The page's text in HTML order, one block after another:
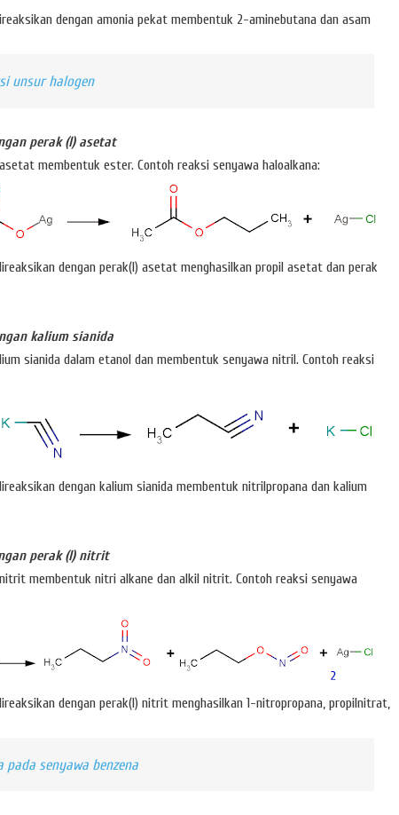
dengan amonia pekat membentuk 2-aminebutana dan asam
unsur halogen
perak (I) asetat
membentuk ester. Contoh reaksi senyawa haloalkana:
dengan perak(I) asetat menghasilkan propil asetat dan perak
kalium sianida
sianida dalam etanol dan membentuk senyawa nitril. Contoh reaksi
dengan kalium sianida membentuk nitrilpropana dan kalium
perak (I) nitrit
membentuk nitri alkane dan alkil nitrit. Contoh reaksi senyawa
dengan perak(I) nitrit menghasilkan 1-nitropropana, propilnitrat,
pada senyawa benzena